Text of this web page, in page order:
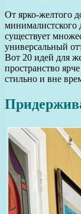
От ярко-желтого
минималистского
существует
универсальный
Вот 20 идей для
пространство
стильно и вне